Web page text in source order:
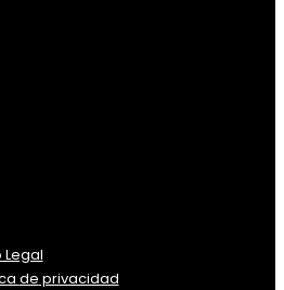
Legal
de privacidad